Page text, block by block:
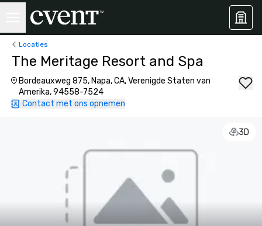
Locaties
The Meritage Resort and Spa
Bordeauxweg 875, Napa, CA, Verenigde Staten van
Amerika, 94558-7524
Contact met ons opnemen
3D